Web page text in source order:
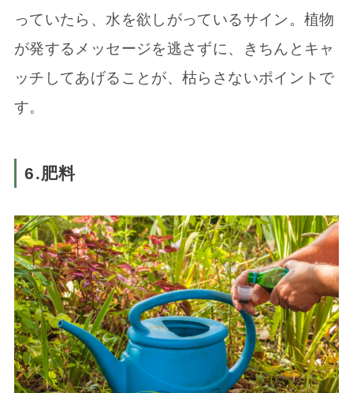
っていたら、水を欲しがっているサイン。植物
が発するメッセージを逃さずに、きちんとキャ
ッチしてあげることが、枯らさないポイントで
す。
6.肥料